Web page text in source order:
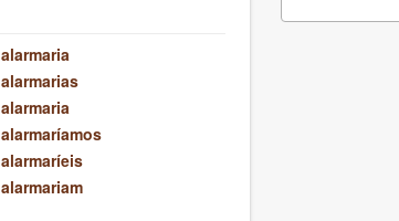
alarmaria
alarmarias
alarmaria
alarmaríamos
alarmaríeis
alarmariam